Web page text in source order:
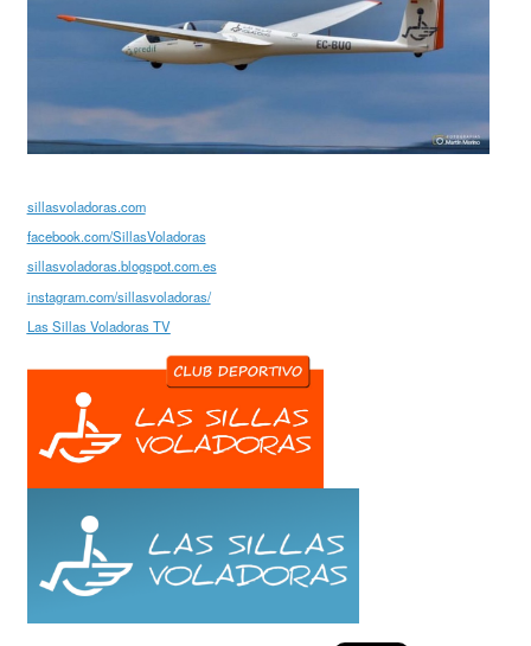
sillasvoladoras.com
facebook.com/SillasVoladoras
sillasvoladoras.blogspot.com.es
instagram.com/sillasvoladoras/
Las Sillas Voladoras TV